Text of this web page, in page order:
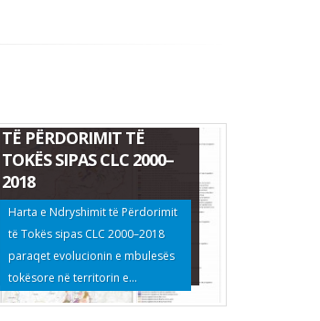
TË PËRDORIMIT TË
TOKËS SIPAS CLC 2000–
2018
Harta e Ndryshimit të Përdorimit
të Tokës sipas CLC 2000–2018
paraqet evolucionin e mbulesës
tokësore në territorin e...
EKSPERTIZË E OFRUESIT
TË SHËRBIMEVE PËR
“VLERËSIMIN E GJENDJES
DHE PRODUKTIVITETIT